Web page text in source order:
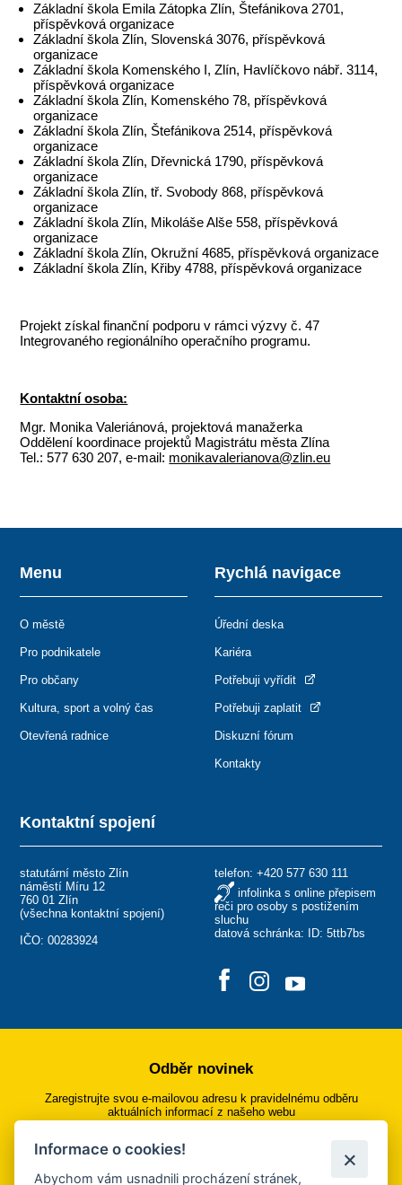
Základní škola Emila Zátopka Zlín, Štefánikova 2701,
příspěvková organizace
Základní škola Zlín, Slovenská 3076, příspěvková
organizace
Základní škola Komenského I, Zlín, Havlíčkovo nábř. 3114,
příspěvková organizace
Základní škola Zlín, Komenského 78, příspěvková
organizace
Základní škola Zlín, Štefánikova 2514, příspěvková
organizace
Základní škola Zlín, Dřevnická 1790, příspěvková
organizace
Základní škola Zlín, tř. Svobody 868, příspěvková
organizace
Základní škola Zlín, Mikoláše Alše 558, příspěvková
organizace
Základní škola Zlín, Okružní 4685, příspěvková organizace
Základní škola Zlín, Křiby 4788, příspěvková organizace
Projekt získal finanční podporu v rámci výzvy č. 47
Integrovaného regionálního operačního programu.
Kontaktní osoba:
Mgr. Monika Valeriánová, projektová manažerka
Oddělení koordinace projektů Magistrátu města Zlína
Tel.: 577 630 207, e-mail: monikavalerianova@zlin.eu
Kontaktní spojení
statutární město Zlín
náměstí Míru 12
760 01 Zlín
(všechna kontaktní spojení)
IČO: 00283924
telefon: +420 577 630 111
infolinka s online přepisem
řeči pro osoby s postižením
sluchu
datová schránka: ID: 5ttb7bs
Menu
O městě
Pro podnikatele
Pro občany
Kultura, sport a volný čas
Otevřená radnice
Rychlá navigace
Úřední deska
Kariéra
Potřebuji vyřídit
Potřebuji zaplatit
Diskuzní fórum
Kontakty
Odběr novinek
Zaregistrujte svou e-mailovou adresu k pravidelnému odběru
aktuálních informací z našeho webu
Přihlásit se k odběru
Informace o cookies!
Abychom vám usnadnili procházení stránek,